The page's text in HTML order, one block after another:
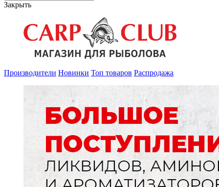
Закрыть
Производители Новинки Топ товаров Распродажа